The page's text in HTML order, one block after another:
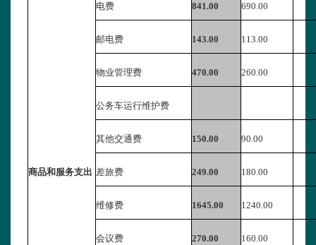
商品和服务支出
电费 841.00 690.00
邮电费 143.00 113.00
物业管理费 470.00 260.00
公务车运行维护费
其他交通费 150.00 90.00
差旅费 249.00 180.00
维修费 1645.00 1240.00
会议费 270.00 160.00